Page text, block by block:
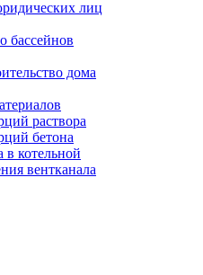
лиц
бассейнов
дома
раствора
бетона
котельной
вентканала